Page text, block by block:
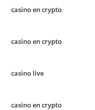
casino en crypto
casino en crypto
casino live
casino en crypto